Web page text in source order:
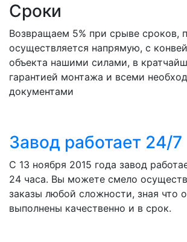
Сроки
Возвращаем 5% при срыве сроков,
осуществляется напрямую, с
объекта нашими силами, в
гарантией монтажа и всеми
документами
Завод работает 24/7
С 13 ноября 2015 года завод
24 часа. Вы можете смело
заказы любой сложности, зная что
выполнены качественно и в срок.